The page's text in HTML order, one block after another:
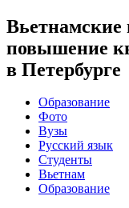
Вьетнамские
повышение
в Петербурге
Образование
Фото
Вузы
Русский язык
Студенты
Вьетнам
Образование